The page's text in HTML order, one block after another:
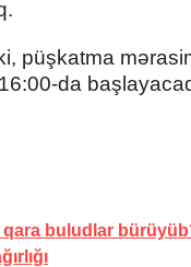
püşkatma
da
qara buludlar